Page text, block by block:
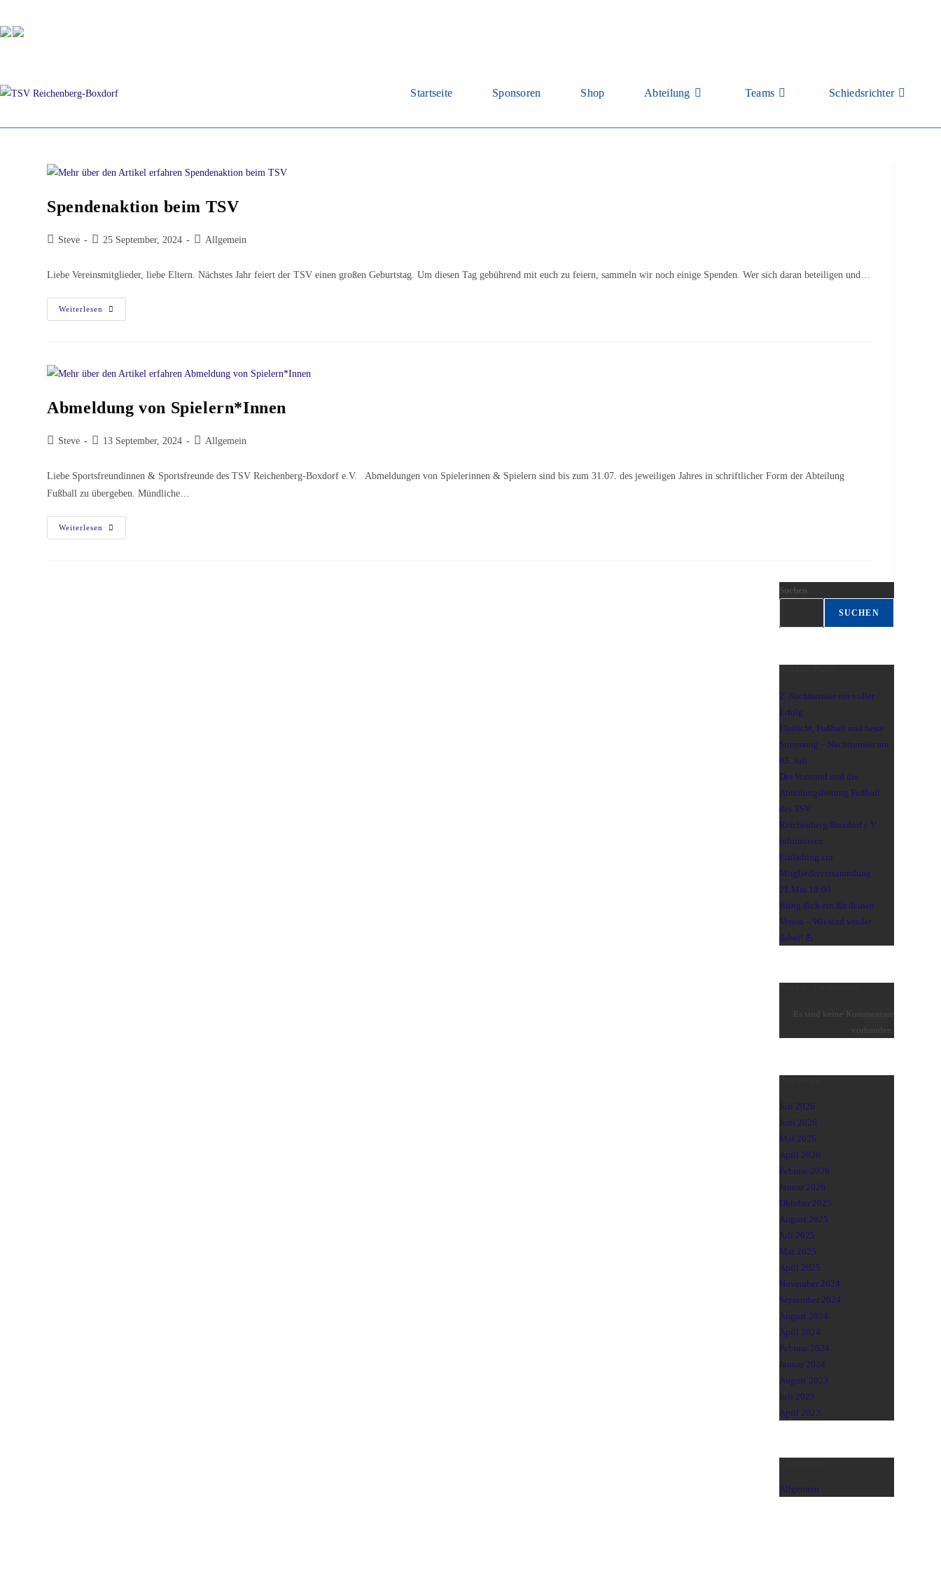
Startseite Sponsoren Shop Abteilung Teams Schiedsrichter
Spendenaktion beim TSV
Steve 25 September, 2024 Allgemein
Liebe Vereinsmitglieder, liebe Eltern. Nächstes Jahr feiert der TSV einen großen Geburtstag. Um diesen Tag gebührend mit euch zu feiern, sammeln wir noch einige Spenden. Wer sich daran beteiligen und…
Weiterlesen
Abmeldung von Spielern*Innen
Steve 13 September, 2024 Allgemein
Liebe Sportsfreundinnen & Sportsfreunde des TSV Reichenberg-Boxdorf e.V. Abmeldungen von Spielerinnen & Spielern sind bis zum 31.07. des jeweiligen Jahres in schriftlicher Form der Abteilung
Fußball zu übergeben. Mündliche…
Weiterlesen
Suchen
SUCHEN
2. Nachtturnier ein voller
Erfolg
Flutlicht, Fußball und beste
Stimmung – Nachtturnier am
03. Juli
Der Vorstand und die
Abteilungsleitung Fußball
des TSV
Reichenberg/Boxdorf e.V.
informieren
Einladung zur
Mitgliederversammlung
21.Mai 19:00
Bring dich ein für deinen
Verein – Wir sind wieder
dabei! 💪
Es sind keine Kommentare
vorhanden.
Juli 2026
Juni 2026
Mai 2026
April 2026
Februar 2026
Januar 2026
Oktober 2025
August 2025
Juli 2025
Mai 2025
April 2025
November 2024
September 2024
August 2024
April 2024
Februar 2024
Januar 2024
August 2023
Juli 2023
April 2023
Allgemein